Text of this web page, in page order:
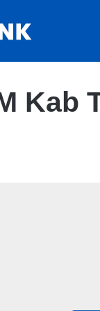
Kab